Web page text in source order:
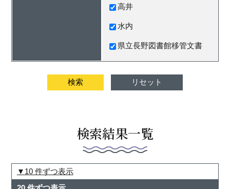
高井
水内
県立長野図書館移管文書
検索結果一覧
10 件ずつ表示